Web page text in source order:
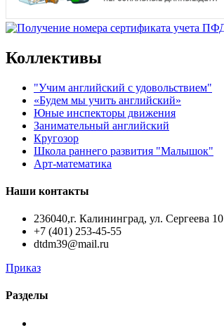
Коллективы
"Учим английский с удовольствием"
«Будем мы учить английский»
Юные инспекторы движения
Занимательный английский
Кругозор
Школа раннего развития "Малышок"
Арт-математика
Наши контакты
236040,г. Калининград, ул. Сергеева 10
+7 (401) 253-45-55
dtdm39@mail.ru
Приказ
Разделы